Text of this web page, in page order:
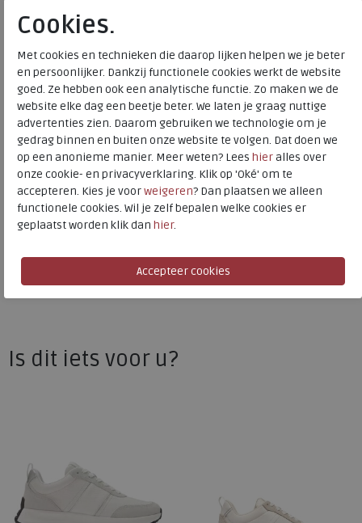
FitFlop
Toon alles vanFitFlop
Naar allesneakers / veterschoenen
Fabrikantcode
Bestelcode
230.68.000058
Kleur
Dark denim
Materiaal
Suede
Uitneembaar voetbed
nee
Is dit iets voor u?
Cookies.
Met cookies en technieken die daarop lijken helpen we je beter
en persoonlijker. Dankzij functionele cookies werkt de website
goed. Ze hebben ook een analytische functie. Zo maken we de
website elke dag een beetje beter. We laten je graag nuttige
advertenties zien. Daarom gebruiken we technologie om je
gedrag binnen en buiten onze website te volgen. Dat doen we
op een anonieme manier. Meer weten? Lees hieralles over
onze cookie- en privacyverklaring. Klik op 'Oké' om te
accepteren. Kies je voorweigeren? Dan plaatsen we alleen
functionele cookies. Wil je zelf bepalen welke cookies er
geplaatst worden klik dan hier.